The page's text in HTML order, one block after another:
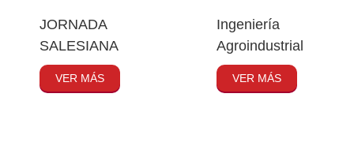
JORNADA
SALESIANA
VER MÁS
Ingeniería
Agroindustrial
VER MÁS